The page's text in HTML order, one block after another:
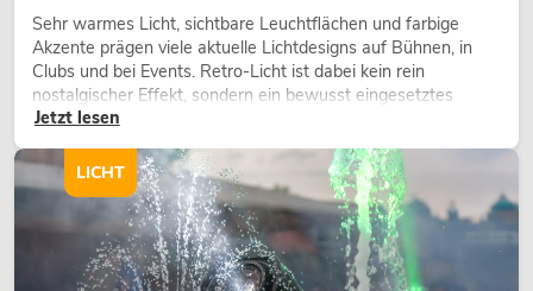
OMNITRONIC TRM-402 4-Kanal
Rotary-Mixer
No. 10355930
Sehr warmes Licht, sichtbare Leuchtflächen und farbige
Akzente prägen viele aktuelle Lichtdesigns auf Bühnen, in
Clubs und bei Events. Retro-Licht ist dabei kein rein
nostalgischer Effekt, sondern ein bewusst eingesetztes
Gestaltungsmittel: Es schafft Atmosphäre, gibt Szenen
wirken lassen.
Jetzt lesen
LICHT